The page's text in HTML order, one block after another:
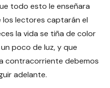
todo esto le enseñara
los lectores captarán el
la vida se tiña de color
poco de luz, y que
contracorriente debemos
adelante.